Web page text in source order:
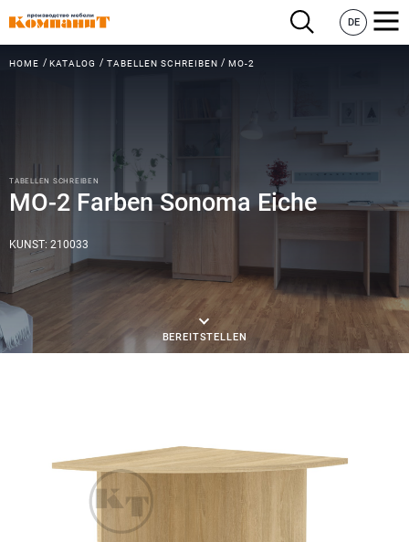
DE
HOME KATALOG TABELLEN SCHREIBEN МО-2
TABELLEN SCHREIBEN
МО-2 Farben Sonoma Eiche
KUNST: 210033
BEREITSTELLEN